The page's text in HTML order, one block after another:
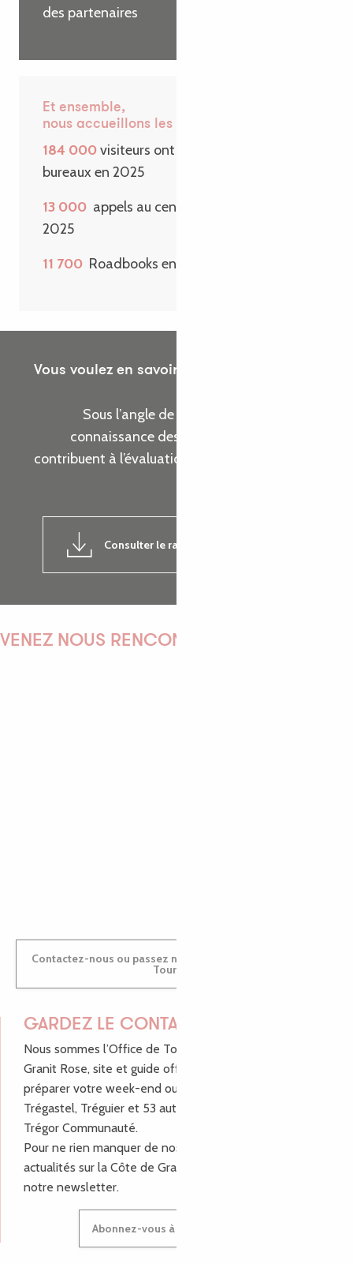
des partenaires
Et ensemble,
nous accueillons les visiteurs
184 000visiteurs ont passé la porte de nos
bureaux en 2025
13 000 appels au centre de contact en
2025
11 700 Roadbooks envoyés sur une année
Vous voulez en savoir plus sur les actions de
Sous l’angle de cinq thématiques, prenez
connaissance des indicateurs d’activité qui
contribuent à l’évaluation de la réalisation de nos
Consulter le rapport d'activité 2024
VENEZ NOUS RENCONTRER !
Contactez-nous ou passez nous voir dans nos Offices de
Tourisme
GARDEZ LE CONTACT !
Nous sommes l’Office de Tourisme Bretagne - Côte de
Granit Rose, site et guide officiel pour vous aider à
préparer votre week-end ou vos vacances à Lannion,
Trégastel, Tréguier et 53 autres communes de Lannion-
Trégor Communauté.
Pour ne rien manquer de nos bons plans et nos
actualités sur la Côte de Granit Rose, inscrivez-vous à
notre newsletter.
Abonnez-vous à notre newsletter